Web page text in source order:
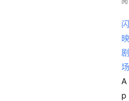
闪
映
剧
场
A
p